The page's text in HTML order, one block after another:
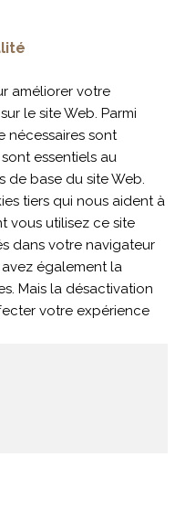
améliorer votre
le site Web. Parmi
nécessaires sont
essentiels au
base du site Web.
tiers qui nous aident à
vous utilisez ce site
dans votre navigateur
également la
Mais la désactivation
votre expérience